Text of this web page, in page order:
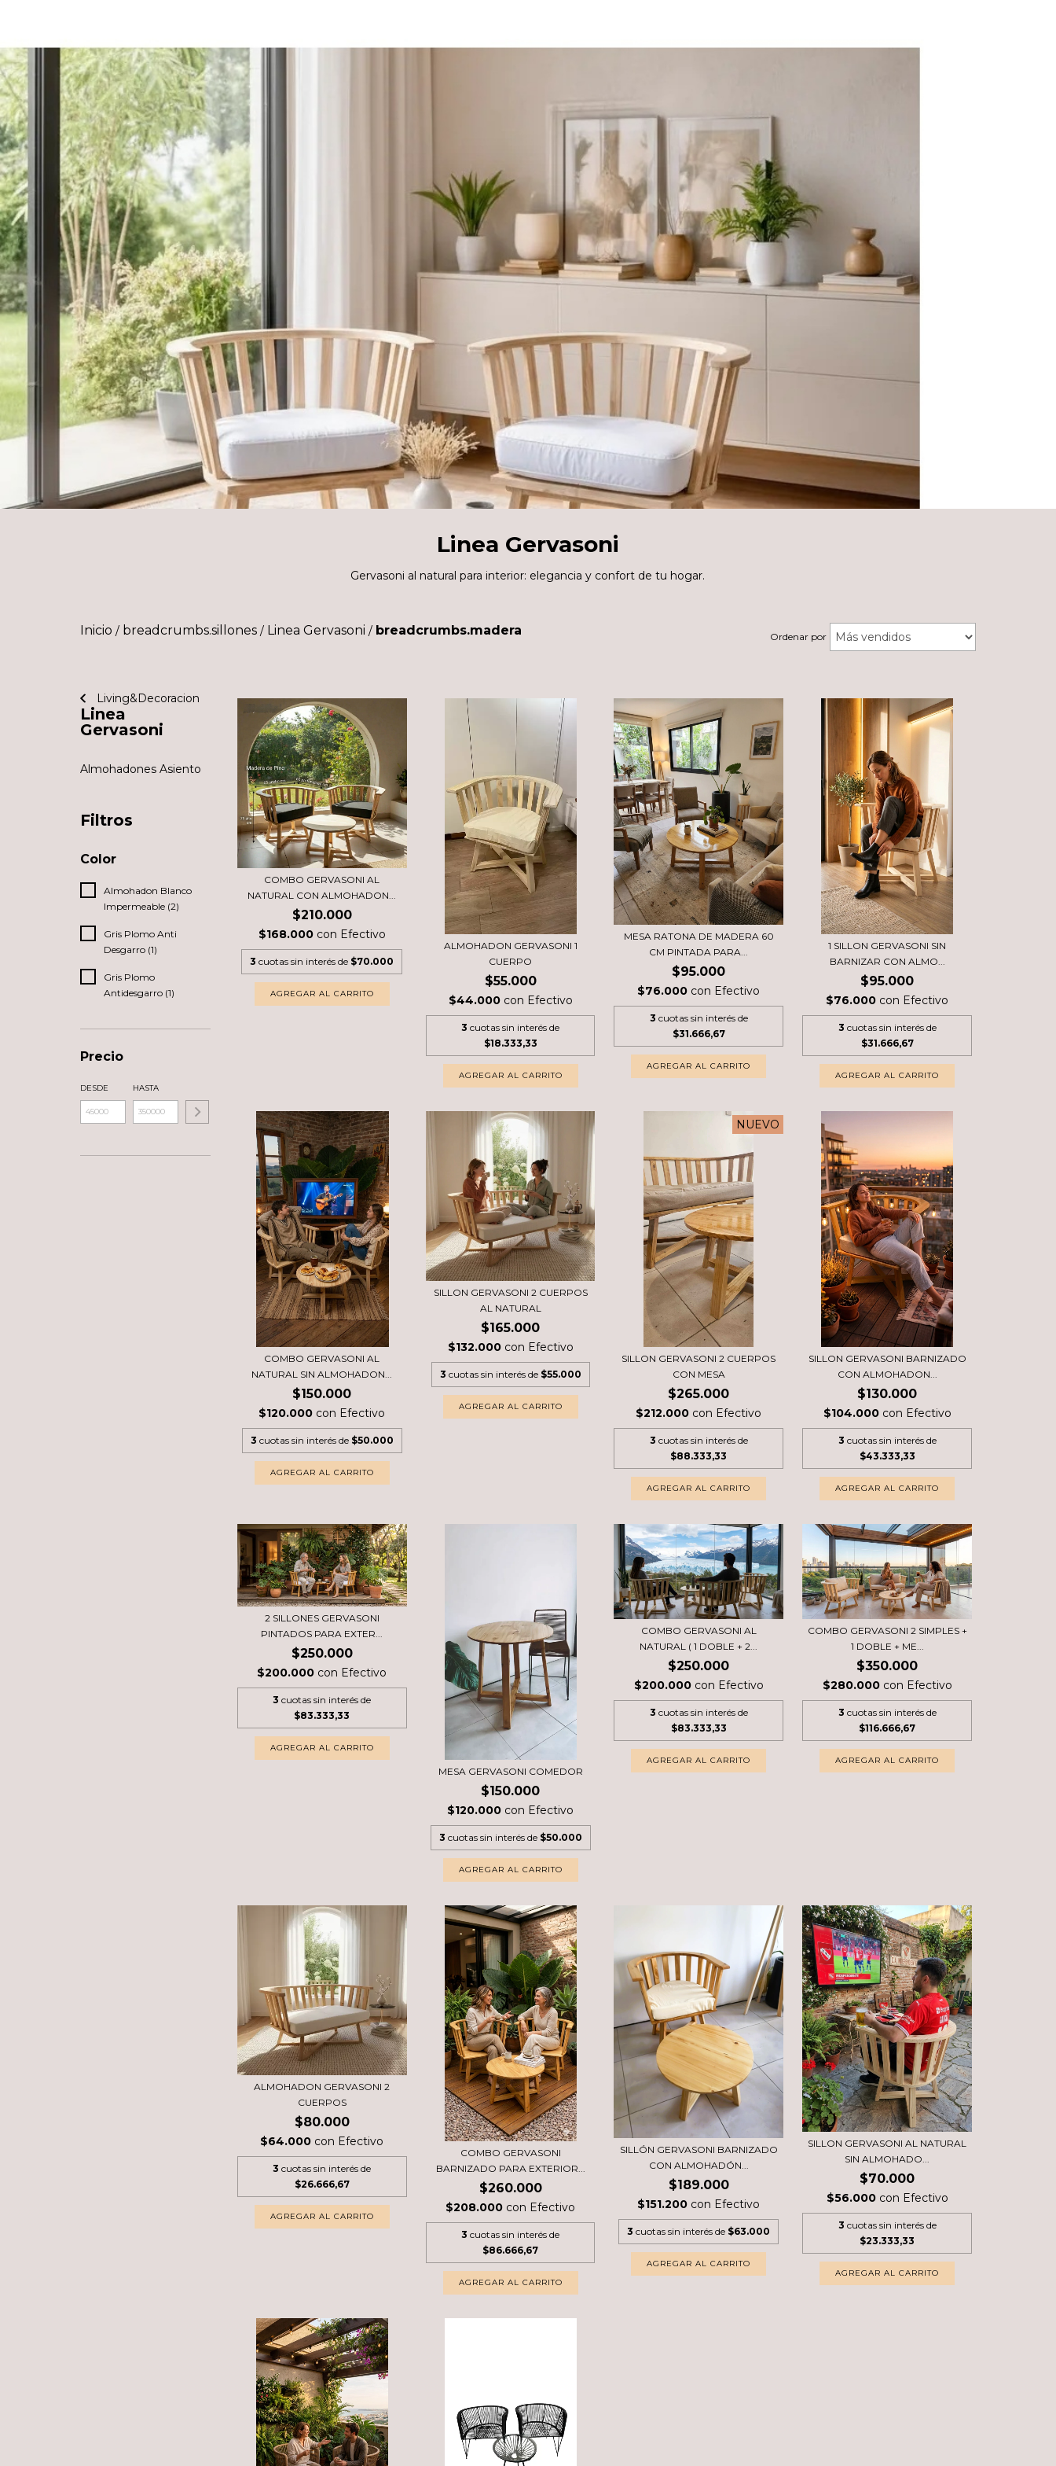
Linea Gervasoni
Gervasoni al natural para interior: elegancia y confort de tu hogar.
Inicio / breadcrumbs.sillones / Linea Gervasoni / breadcrumbs.madera Ordenar por
Living&Decoracion
Linea
Gervasoni
Almohadones Asiento
Filtros
Color
Almohadon Blanco
Impermeable (2)
Gris Plomo Anti
Desgarro (1)
Gris Plomo
Antidesgarro (1)
Precio
DESDE HASTA
COMBO GERVASONI AL
NATURAL CON ALMOHADON...
$210.000
$168.000 con Efectivo
3 cuotas sin interés de $70.000
ALMOHADON GERVASONI 1
CUERPO
$55.000
$44.000 con Efectivo
3 cuotas sin interés de
$18.333,33
AGREGAR AL CARRITO
MESA RATONA DE MADERA 60
CM PINTADA PARA...
$95.000
$76.000 con Efectivo
3 cuotas sin interés de
$31.666,67
1 SILLON GERVASONI SIN
BARNIZAR CON ALMO...
$95.000
$76.000 con Efectivo
3 cuotas sin interés de
$31.666,67
COMBO GERVASONI AL
NATURAL SIN ALMOHADON...
$150.000
$120.000 con Efectivo
3 cuotas sin interés de $50.000
SILLON GERVASONI 2 CUERPOS
AL NATURAL
$165.000
$132.000 con Efectivo
3 cuotas sin interés de $55.000
NUEVO
SILLON GERVASONI 2 CUERPOS
CON MESA
$265.000
$212.000 con Efectivo
3 cuotas sin interés de
$88.333,33
SILLON GERVASONI BARNIZADO
CON ALMOHADON...
$130.000
$104.000 con Efectivo
3 cuotas sin interés de
$43.333,33
2 SILLONES GERVASONI
PINTADOS PARA EXTER...
$250.000
$200.000 con Efectivo
3 cuotas sin interés de
$83.333,33
MESA GERVASONI COMEDOR
$150.000
$120.000 con Efectivo
3 cuotas sin interés de $50.000
COMBO GERVASONI AL
NATURAL ( 1 DOBLE + 2...
$250.000
$200.000 con Efectivo
3 cuotas sin interés de
$83.333,33
COMBO GERVASONI 2 SIMPLES +
1 DOBLE + ME...
$350.000
$280.000 con Efectivo
3 cuotas sin interés de
$116.666,67
ALMOHADON GERVASONI 2
CUERPOS
$80.000
$64.000 con Efectivo
3 cuotas sin interés de
$26.666,67
AGREGAR AL CARRITO
COMBO GERVASONI
BARNIZADO PARA EXTERIOR...
$260.000
$208.000 con Efectivo
3 cuotas sin interés de
$86.666,67
SILLÓN GERVASONI BARNIZADO
CON ALMOHADÓN...
$189.000
$151.200 con Efectivo
3 cuotas sin interés de $63.000
SILLON GERVASONI AL NATURAL
SIN ALMOHADO...
$70.000
$56.000 con Efectivo
3 cuotas sin interés de
$23.333,33